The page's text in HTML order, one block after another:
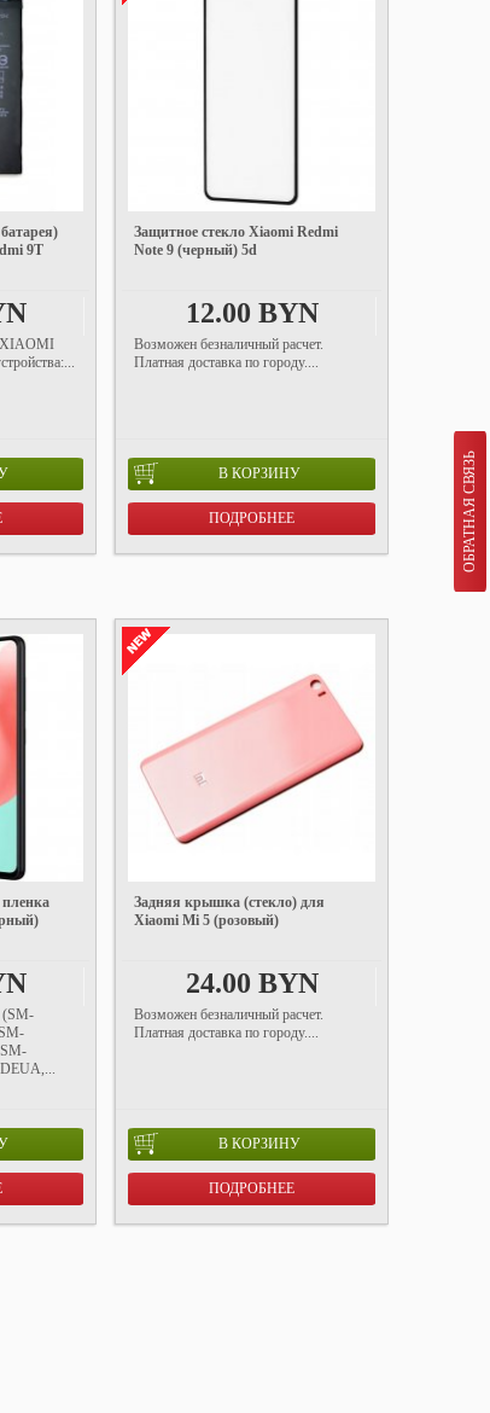
ОБРАТНАЯ СВЯЗЬ
9T
XIAOMI
Защитное стекло Xiaomi Redmi
Note 9 (черный) 5d
12.00 BYN
Возможен безналичный расчет.
Платная доставка по городу....
В КОРЗИНУ
ПОДРОБНЕЕ
пленка
(SM-
Задняя крышка (стекло) для
Xiaomi Mi 5 (розовый)
24.00 BYN
Возможен безналичный расчет.
Платная доставка по городу....
В КОРЗИНУ
ПОДРОБНЕЕ